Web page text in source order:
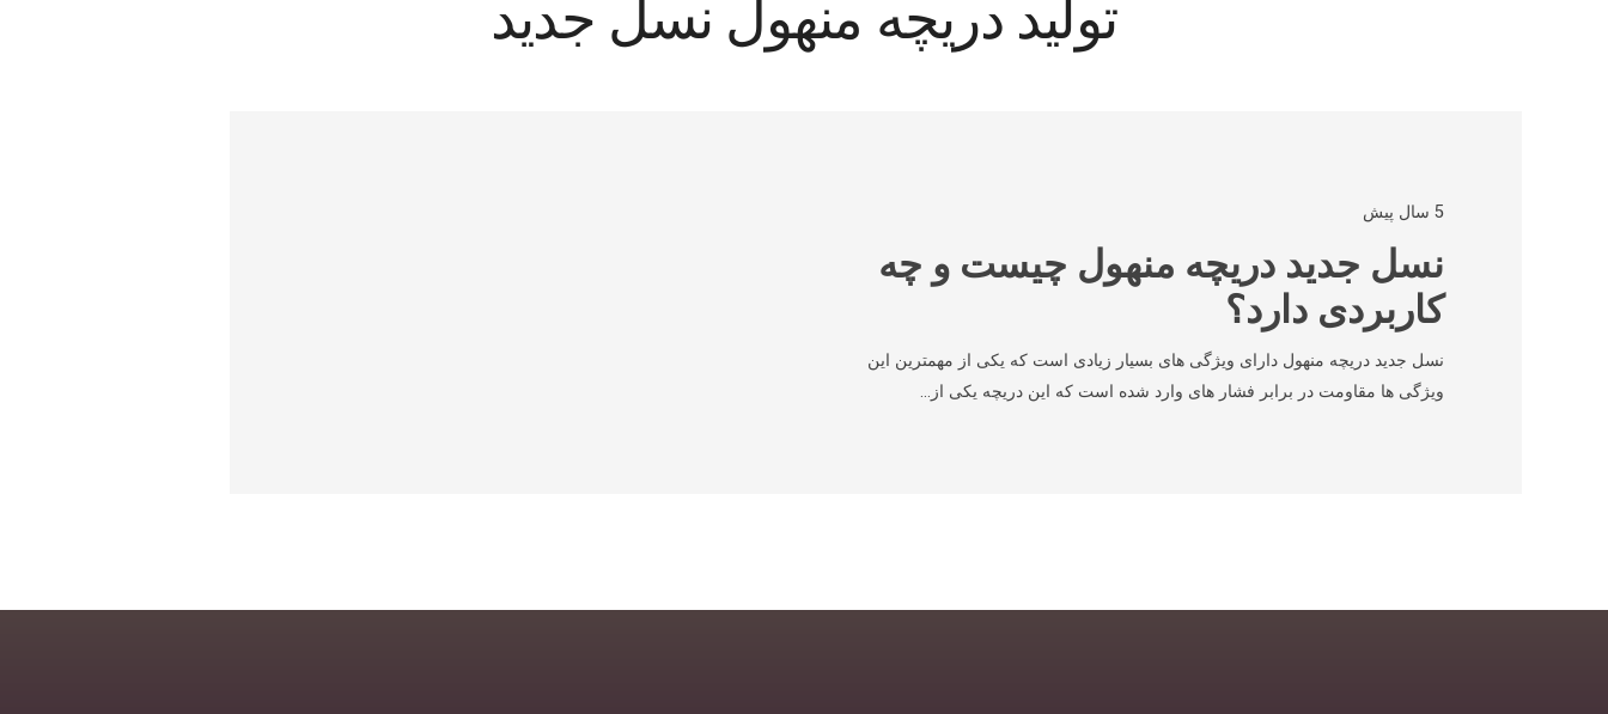
تولید دریچه منهول نسل جدید
5 سال پیش
نسل جدید دریچه منهول چیست و چه
کاربردی دارد؟
نسل جدید دریچه منهول دارای ویژگی های بسیار زیادی است که یکی از مهمترین این
ویژگی ها مقاومت در برابر فشار های وارد شده است که این دریچه یکی از…